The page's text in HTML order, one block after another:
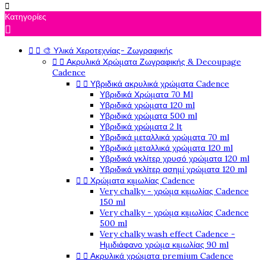

Κατηγορίες

  🎨 Υλικά Χεροτεχνίας- Ζωγραφικής
  Ακρυλικά Χρώματα Ζωγραφικής & Decoupage
Cadence
  Υβριδικά ακρυλικά χρώματα Cadence
Υβριδικά Χρώματα 70 Ml
Υβριδικά χρώματα 120 ml
Υβριδικά χρώματα 500 ml
Υβριδικά χρώματα 2 lt
Υβριδικά μεταλλικά χρώματα 70 ml
Υβριδικά μεταλλικά χρώματα 120 ml
Υβριδικά γκλίτερ χρυσό χρώματα 120 ml
Υβριδικά γκλίτερ ασημί χρώματα 120 ml
  Χρώματα κιμωλίας Cadence
Very chalky - χρώμα κιμωλίας Cadence
150 ml
Very chalky - χρώμα κιμωλίας Cadence
500 ml
Very chalky wash effect Cadence -
Ημιδιάφανο χρώμα κιμωλίας 90 ml
  Ακρυλικά χρώματα premium Cadence